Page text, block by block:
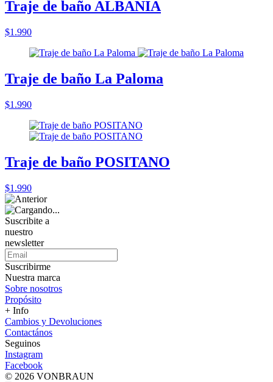
Traje de baño ALBANIA
$1.990
Traje de baño La Paloma
$1.990
Traje de baño POSITANO
$1.990
Suscribite a
nuestro
newsletter
Suscribirme
Nuestra marca
Sobre nosotros
Propósito
+ Info
Cambios y Devoluciones
Contactános
Seguinos
Instagram
Facebook
© 2026 VONBRAUN